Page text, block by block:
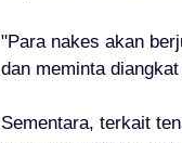
"Para nakes akan
dan meminta
Sementara, terkait